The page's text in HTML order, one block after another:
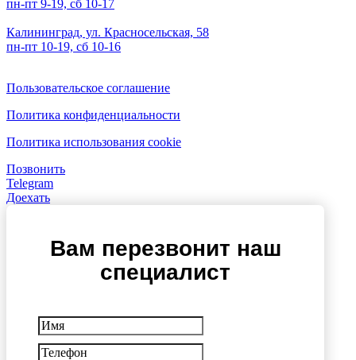
пн-пт 9-19, сб 10-17
Калининград, ул. Красносельская, 58
пн-пт 10-19, сб 10-16
Пользовательское соглашение
Политика конфиденциальности
Политика использования cookie
Позвонить
Telegram
Доехать
Вам перезвонит наш
специалист